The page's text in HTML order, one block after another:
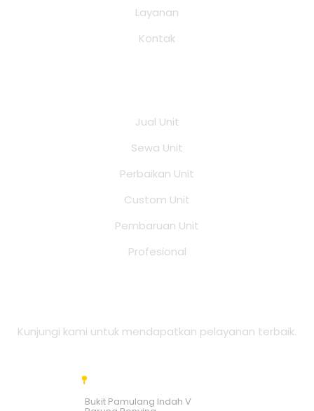
Layanan
Kontak
Jual Unit
Sewa Unit
Perbaikan Unit
Custom Unit
Pembaruan Unit
Profesional
Kunjungi kami untuk mendapatkan pelayanan terbaik.
Bukit Pamulang Indah V